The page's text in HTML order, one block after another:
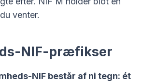
venter.
NIF-præfikser
NIF består af ni tegn: ét